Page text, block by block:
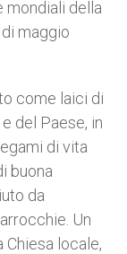
mondiali della
maggio
come laici di
del Paese, in
di vita
buona
da
Un
Chiesa locale,